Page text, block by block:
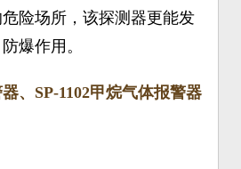
险场所，该探测器更能发
爆作用。
、SP-1102甲烷气体报警器